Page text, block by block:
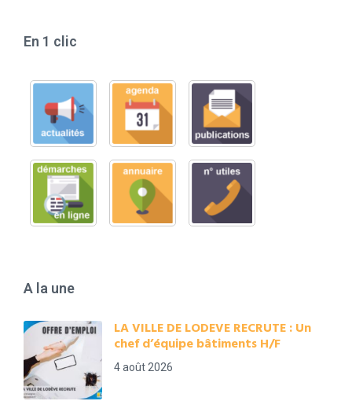
En 1 clic
A la une
LA VILLE DE LODEVE RECRUTE : Un
chef d’équipe bâtiments H/F
4 août 2026